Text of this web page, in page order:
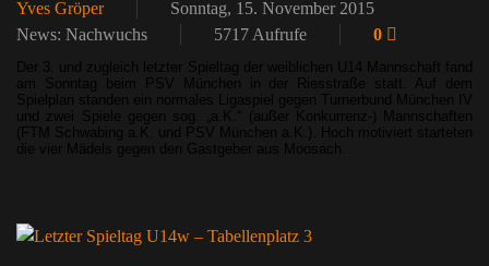
Yves Gröper
Sonntag, 15. November 2015
News: Nachwuchs
5717 Aufrufe 0
Der 3. und zugleich letzter Spieltag der weiblichen U14 Mannschaft fand
am Sonntag beim PSV München in der Riesstraße statt. Auf dem
Spielplan standen ein normales Ligaspiel gegen Turnerbund München IV
und zwei Spiele gegen sog. „a.K.“ (außer Konkurrenz-) Mannschaften
(FTM Schwabing a.K. und PSV München a.K.). Hoch motiviert starteten
die vier Mädels gegen den Gastgeber aus Moosach.